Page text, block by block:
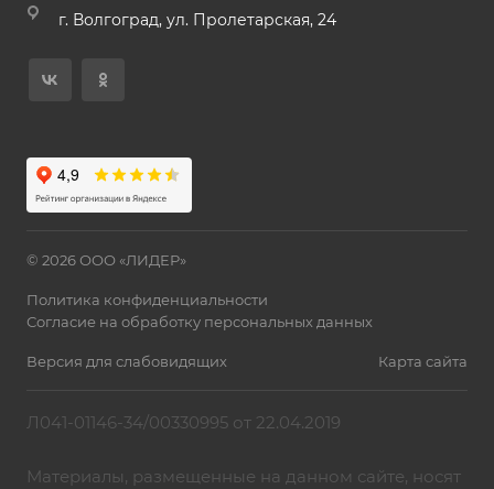
г. Волгоград, ул. Пролетарская, 24
© 2026 ООО «ЛИДЕР»
Политика конфиденциальности
Согласие на обработку персональных данных
Версия для слабовидящих Карта сайта
Л041-01146-34/00330995 от 22.04.2019
Материалы, размещенные на данном сайте, носят